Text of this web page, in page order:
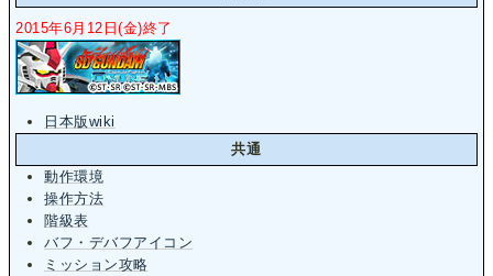
2015年6月12日(金)終了
日本版wiki
共通
動作環境
操作方法
階級表
バフ・デバフアイコン
ミッション攻略